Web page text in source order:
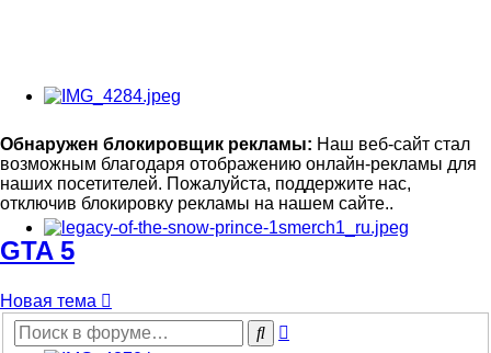
Обнаружен блокировщик рекламы: Наш веб-сайт стал
возможным благодаря отображению онлайн-рекламы для
наших посетителей. Пожалуйста, поддержите нас,
отключив блокировку рекламы на нашем сайте..
GTA 5
Новая тема
Поиск